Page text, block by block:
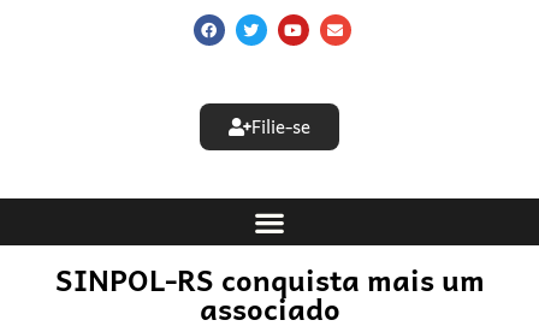
Filie-se
SINPOL-RS conquista mais um
associado